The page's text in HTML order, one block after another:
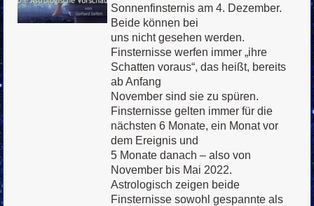
Sonnenfinsternis am 4. Dezember.
Beide können bei
uns nicht gesehen werden.
Finsternisse werfen immer „ihre
Schatten voraus“, das heißt, bereits
ab Anfang
November sind sie zu spüren.
Finsternisse gelten immer für die
nächsten 6 Monate, ein Monat vor
dem Ereignis und
5 Monate danach – also von
November bis Mai 2022.
Astrologisch zeigen beide
Finsternisse sowohl gespannte als